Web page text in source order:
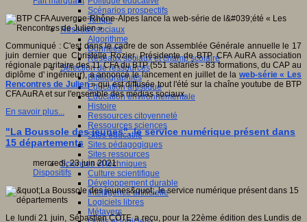
Scénarios prospectifs
Temps
Réseaux sociaux
Algorithme
Données
Réseaux sociaux et champ scolaire
Sélection de ressources
Bibliographies
Education artistique
Education environnementale
Histoire
Ressources citoyenneté
Ressources sciences
Sites éducatifs
Sites pédagogiques
Sites ressources
Sciences et techniques
Culture scientifique
Développement durable
Intelligence artificielle
Logiciels libres
Métavers
Communiqué : C'est dans le cadre de son Assemblée Générale annuelle le 17
juin dernier que Christelle Rozier, Présidente de BTP CFA AuRA association
régionale paritaire des 11 CFA du BTP (551 salariés - 83 formations, du CAP au
diplôme d' ingénieur), a annoncé le lancement en juillet de la web-série « Les
Rencontres de Julien» qui est diffusée tout l'été sur la chaîne youtube de BTP
CFA AuRA et sur l'ensemble des médias sociaux.
En savoir plus...
"La Boussole des jeunes", le service numérique présent dans
15 départements
mercredi, 23 juin 2021
Dispositifs
Le lundi 21 juin, Sébastien CÔTE a reçu, pour la 22ème édition des Lundis de